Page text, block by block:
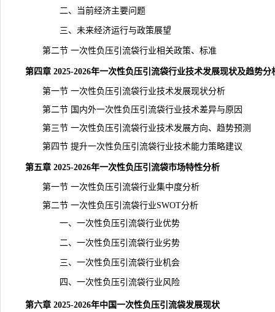
二、当前经济主要问题
三、未来经济运行与政策展望
第二节 一次性负压引流袋行业相关政策、标准
第四章 2025-2026年一次性负压引流袋行业技术发展现状及趋势分
第一节 一次性负压引流袋行业技术发展现状分析
第二节 国内外一次性负压引流袋行业技术差异与原因
第三节 一次性负压引流袋行业技术发展方向、趋势预测
第四节 提升一次性负压引流袋行业技术能力策略建议
第五章 2025-2026年一次性负压引流袋市场特性分析
第一节 一次性负压引流袋行业集中度分析
第二节 一次性负压引流袋行业SWOT分析
一、一次性负压引流袋行业优势
二、一次性负压引流袋行业劣势
三、一次性负压引流袋行业机会
四、一次性负压引流袋行业风险
第六章 2025-2026年中国一次性负压引流袋发展现状